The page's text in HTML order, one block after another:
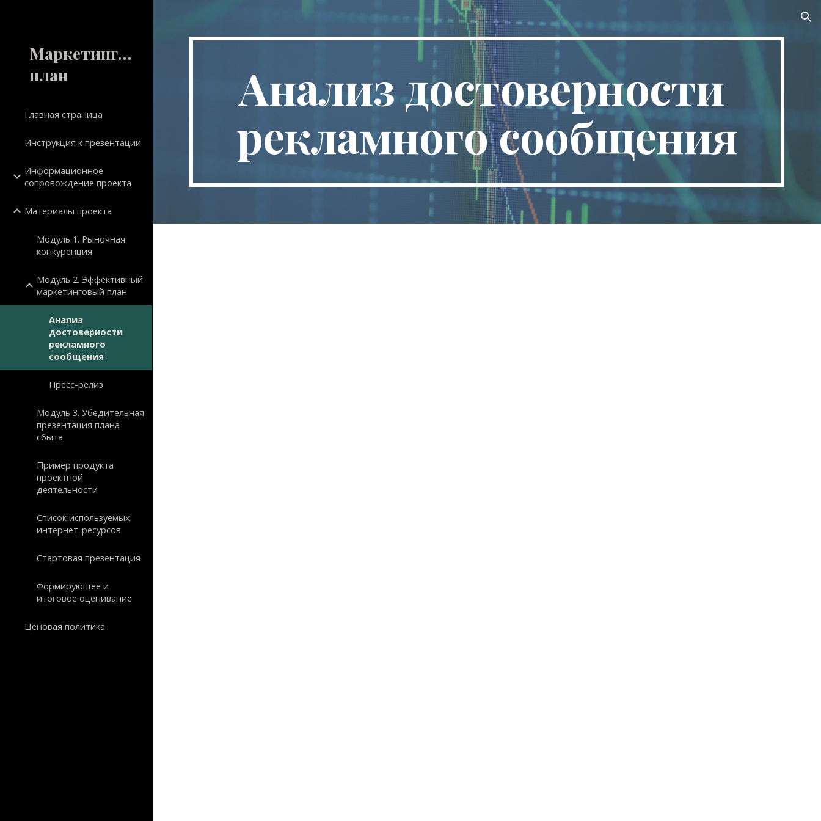
Skip to navigation
Маркетинговый
план
Главная страница
Инструкция к презентации
Информационное
сопровождение проекта
Материалы проекта
Модуль 1. Рыночная
конкуренция
Модуль 2. Эффективный
маркетинговый план
Анализ
достоверности
рекламного
сообщения
Пресс-релиз
Модуль 3. Убедительная
презентация плана
сбыта
Пример продукта
проектной
деятельности
Список используемых
интернет-ресурсов
Стартовая презентация
Формирующее и
итоговое оценивание
Ценовая политика
Анализ достоверности
рекламного сообщения